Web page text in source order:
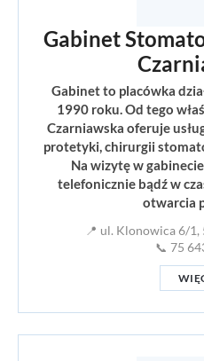
Gabinet
Gabinet to placówka
1990 roku. Od tego
Czarniawska oferuje
protetyki, chirurgii
Na wizytę w
telefonicznie bądź w
otwarcia
📍 ul. Klonowica 6/1,
📞 75